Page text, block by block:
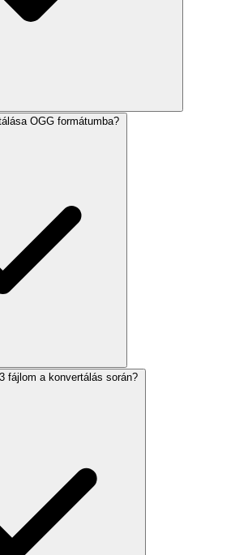
OGG formátumba?
fájlom a konvertálás során?